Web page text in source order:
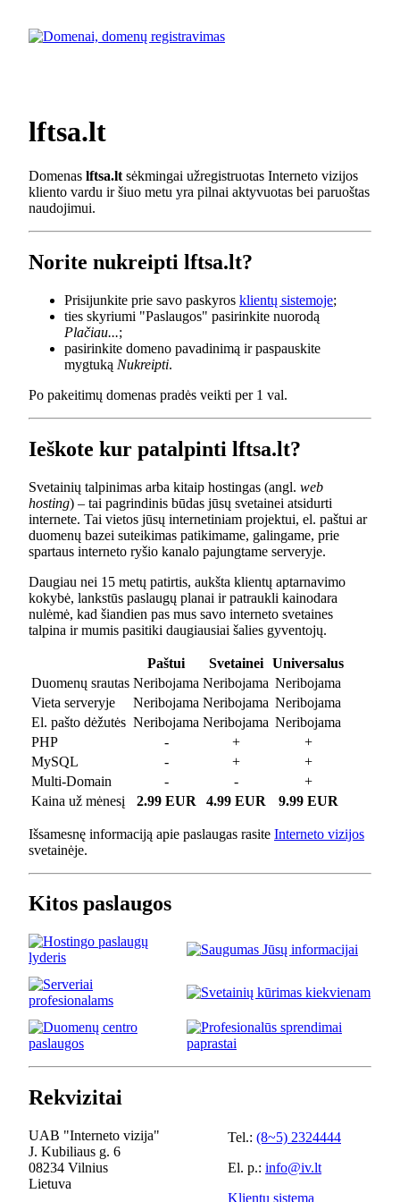
lftsa.lt
Domenas lftsa.lt sėkmingai užregistruotas Interneto vizijos
kliento vardu ir šiuo metu yra pilnai aktyvuotas bei paruoštas
naudojimui.
Norite nukreipti lftsa.lt?
Prisijunkite prie savo paskyros klientų sistemoje;
ties skyriumi "Paslaugos" pasirinkite nuorodą
Plačiau...;
pasirinkite domeno pavadinimą ir paspauskite
mygtuką Nukreipti.
Po pakeitimų domenas pradės veikti per 1 val.
Ieškote kur patalpinti lftsa.lt?
Svetainių talpinimas arba kitaip hostingas (angl. web
hosting) – tai pagrindinis būdas jūsų svetainei atsidurti
internete. Tai vietos jūsų internetiniam projektui, el. paštui ar
duomenų bazei suteikimas patikimame, galingame, prie
spartaus interneto ryšio kanalo pajungtame serveryje.
Daugiau nei 15 metų patirtis, aukšta klientų aptarnavimo
kokybė, lankstūs paslaugų planai ir patraukli kainodara
nulėmė, kad šiandien pas mus savo interneto svetaines
talpina ir mumis pasitiki daugiausiai šalies gyventojų.
Paštui Svetainei
Universalus
Duomenų srautas Neribojama Neribojama Neribojama
Vieta serveryje
Neribojama Neribojama Neribojama
El. pašto dėžutės Neribojama Neribojama Neribojama
PHP
- +
+
MySQL
- +
+
Multi-Domain
- -
+
Kaina už mėnesį
2.99 EUR 4.99 EUR 9.99 EUR
Išsamesnę informaciją apie paslaugas rasite Interneto vizijos
svetainėje.
Kitos paslaugos
Rekvizitai
UAB "Interneto vizija"
J. Kubiliaus g. 6
08234 Vilnius
Lietuva
Tel.: (8~5) 2324444
El. p.: info@iv.lt
Klientų sistema